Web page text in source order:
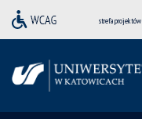
strefa projektów